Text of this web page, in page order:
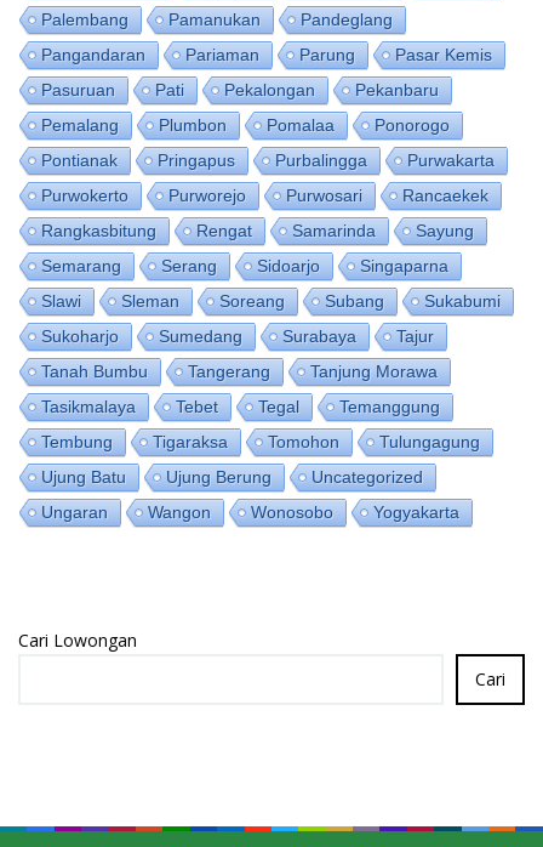
Palembang
Pamanukan
Pandeglang
Pangandaran
Pariaman Parung
Pasar Kemis
Pasuruan
Pati Pekalongan
Pekanbaru
Pemalang
Plumbon Pomalaa
Ponorogo
Pontianak
Pringapus Purbalingga
Purwakarta
Purwokerto
Purworejo Purwosari
Rancaekek
Rangkasbitung
Rengat Samarinda
Sayung
Semarang
Serang Sidoarjo
Singaparna
Slawi
Sleman Soreang Subang
Sukabumi
Sukoharjo
Sumedang Surabaya
Tajur
Tanah Bumbu
Tangerang
Tanjung Morawa
Tasikmalaya
Tebet Tegal
Temanggung
Tembung
Tigaraksa Tomohon
Tulungagung
Ujung Batu
Ujung Berung
Uncategorized
Ungaran
Wangon Wonosobo Yogyakarta
Cari Lowongan
Cari